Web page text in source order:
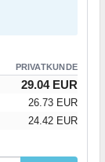
PRIVATKUNDE
29.04 EUR
26.73 EUR
24.42 EUR